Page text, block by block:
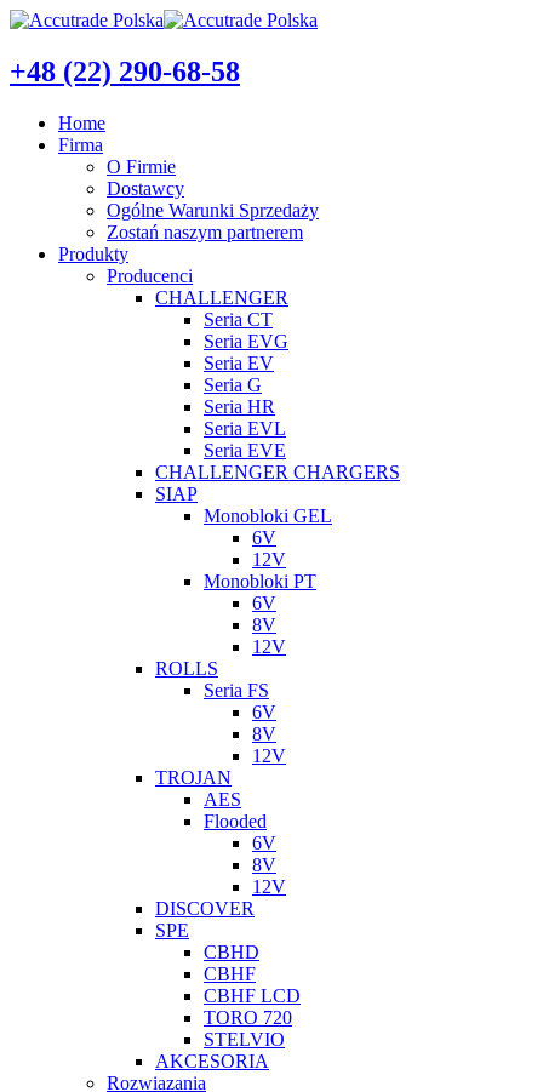
+48 (22) 290-68-58
Home
Firma
O Firmie
Dostawcy
Ogólne Warunki Sprzedaży
Zostań naszym partnerem
Produkty
Producenci
CHALLENGER
Seria CT
Seria EVG
Seria EV
Seria G
Seria HR
Seria EVL
Seria EVE
CHALLENGER CHARGERS
SIAP
Monobloki GEL
6V
12V
Monobloki PT
6V
8V
12V
ROLLS
Seria FS
6V
8V
12V
TROJAN
AES
Flooded
6V
8V
12V
DISCOVER
SPE
CBHD
CBHF
CBHF LCD
TORO 720
STELVIO
AKCESORIA
Rozwiazania